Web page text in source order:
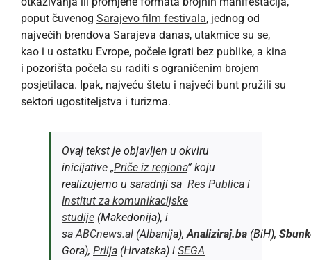
poput čuvenog Sarajevo film festivala, jednog od
najvećih brendova Sarajeva danas, utakmice su se,
kao i u ostatku Evrope, počele igrati bez publike, a kina
i pozorišta počela su raditi s ograničenim brojem
posjetilaca. Ipak, najveću štetu i najveći bunt pružili su
sektori ugostiteljstva i turizma.
Ovaj tekst je objavljen u okviru
inicijative „Priče iz regiona” koju
realizujemo u saradnji sa Res Publica i
Institut za komunikacijske
studije (Makedonija), i
saABCnews.al (Albanija),Analiziraj.ba (BiH),
Gora), Prlija (Hrvatska) i SEGA